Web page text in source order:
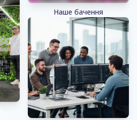
Наше бачення